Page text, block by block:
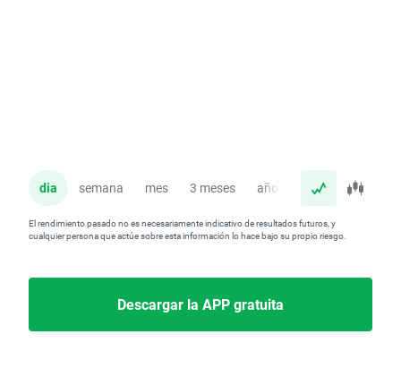
dia semana mes 3 meses año
El rendimiento pasado no es necesariamente indicativo de resultados futuros, y
cualquier persona que actúe sobre esta información lo hace bajo su propio riesgo.
Descargar la APP gratuita